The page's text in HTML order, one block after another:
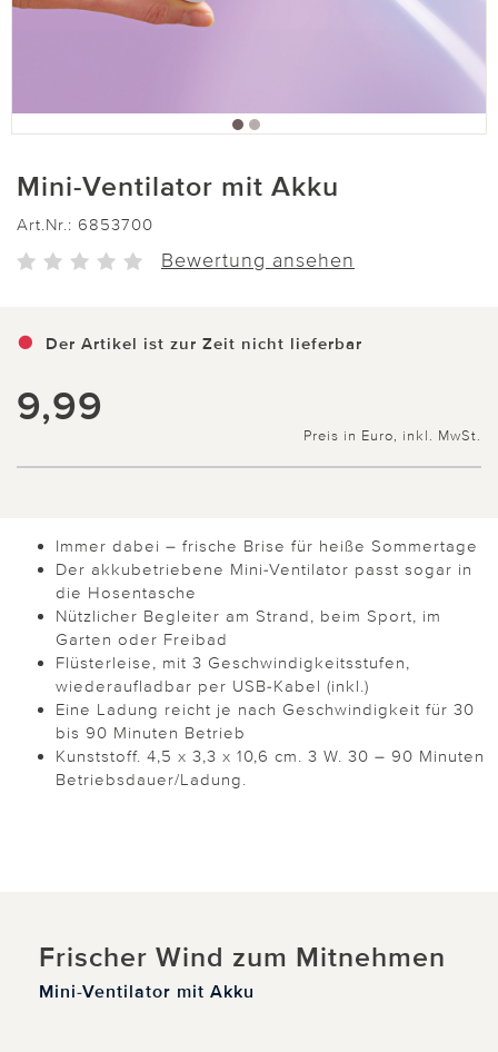
Mini-Ventilator mit Akku
Art.Nr.: 6853700
Bewertung ansehen
Der Artikel ist zur Zeit nicht lieferbar
9,99
Preis in Euro, inkl. MwSt.
Immer dabei – frische Brise für heiße Sommertage
Der akkubetriebene Mini-Ventilator passt sogar in
die Hosentasche
Nützlicher Begleiter am Strand, beim Sport, im
Garten oder Freibad
Flüsterleise, mit 3 Geschwindigkeitsstufen,
wiederaufladbar per USB-Kabel (inkl.)
Eine Ladung reicht je nach Geschwindigkeit für 30
bis 90 Minuten Betrieb
Kunststoff. 4,5 x 3,3 x 10,6 cm. 3 W. 30 – 90 Minuten
Betriebsdauer/Ladung.
Frischer Wind zum Mitnehmen
Mini-Ventilator mit Akku